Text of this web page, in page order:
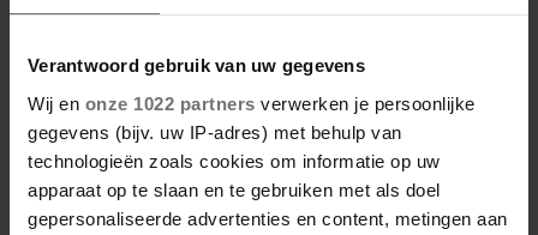
Verantwoord gebruik van uw gegevens
Wij en onze 1022 partners verwerken je persoonlijke
gegevens (bijv. uw IP-adres) met behulp van
technologieën zoals cookies om informatie op uw
apparaat op te slaan en te gebruiken met als doel
gepersonaliseerde advertenties en content, metingen aan